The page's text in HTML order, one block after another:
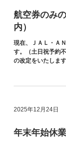
航空券のみ
内）
現在、ＪＡＬ・Ａ
す。（土日祝予約
の改定をいたしま
願いいたします。
2025年12月24日
年末年始休